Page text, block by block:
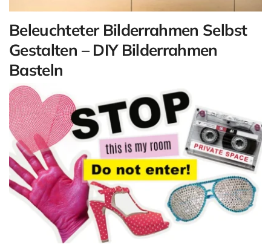
Beleuchteter Bilderrahmen Selbst
Gestalten – DIY Bilderrahmen
Basteln